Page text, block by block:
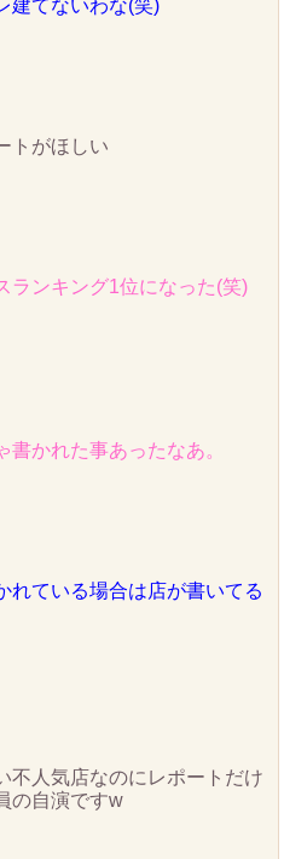
建てないわな(笑)
トがほしい
ランキング1位になった(笑)
かれた事あったなあ。
れている場合は店が書いてる
不人気店なのにレポートだけ
の自演ですw